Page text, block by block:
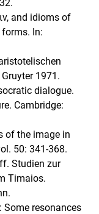
and idioms of
In:
1971.
dialogue.
Cambridge:
of the image in
50: 341-368.
Studien zur
Timaios.
Some resonances